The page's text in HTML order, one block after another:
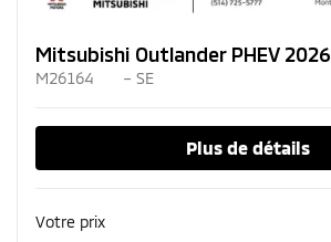
Mitsubishi Outlander PHEV 2026
M26164 – SE
Plus de détails
Votre prix